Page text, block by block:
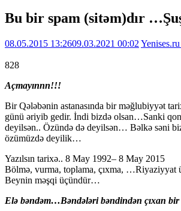
Bu bir spam (sitəm)dır
08.05.2015 13:2609.03.2021 00:02 Yenises.ru
828
Açmayınnn!!!
Bir Qələbənin astanasında bir məğlubiyyət
günü əriyib gedir. İndi bizdə olsan…Sanki
deyilsən.. Özündə də deyilsən… Bəlkə səni
özümüzdə deyilik…
Yazılsın tarixə.. 8 May 1992– 8 May 2015
Bölmə, vurma, toplama, çıxma,
Beynin məşqi üçündür…
Elə bəndəm…Bəndələri bəndindən çıxan